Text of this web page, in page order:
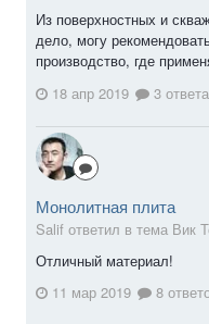
Из поверхностных и
дело, могу
производство, где
18 апр 2019
3 ответа
Монолитная плита
Salif ответил в тема Вик
Отличный материал!
11 мар 2019
8